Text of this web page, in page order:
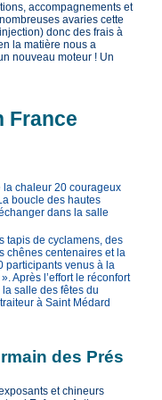
accompagnements et
avaries cette
donc des frais à
la matière nous a
nouveau moteur ! Un
France
la chaleur 20 courageux
boucle des hautes
dans la salle
tapis de cyclamens, des
chênes centenaires et la
participants venus à la
Après l’effort le réconfort
salle des fêtes du
à Saint Médard
des Prés
et chineurs